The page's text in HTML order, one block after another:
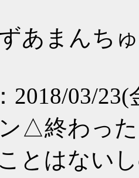
あまんち
2018/03/23(
△終わった
とはない